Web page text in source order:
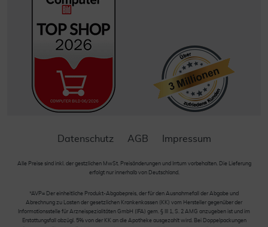
Datenschutz AGB Impressum
Alle Preise sind inkl. der gestzlichen MwSt. Preisänderungen und Irrtum vorbehalten. Die Lieferung
erfolgt nur innerhalb von Deutschland.
*AVP= Der einheitliche Produkt-Abgabepreis, der für den Ausnahmefall der Abgabe und
Abrechnung zu Lasten der gesetzlichen Krankenkassen (KK) vom Hersteller gegenüber der
Informationsstelle für Arzneispezialitäten GmbH (IFA) gem. § III 1, S. 2 AMG anzugeben ist und im
Erstattungsfall abzügl. 5% von der KK an die Apotheke ausgezahlt wird. Bei Doppelpackungen